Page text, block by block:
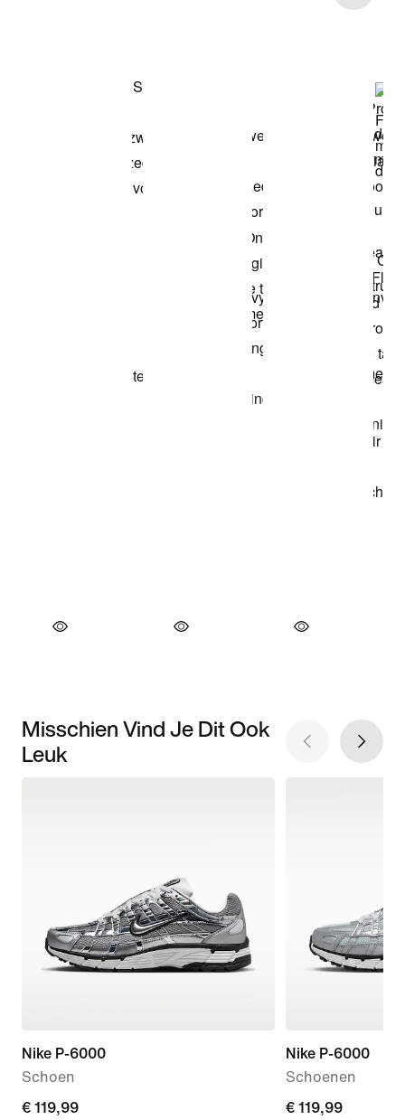
Misschien Vind Je Dit Ook
Leuk
Nike P-6000
Schoen
€ 119,99
€ 119,99
Nike P-6000
Schoenen
€ 119,99
€ 119,99